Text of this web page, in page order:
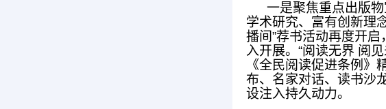
一是聚焦重点出版物
学术研究、富有创新理
播间”荐书活动再度开
入开展。“阅读无界 阅
《全民阅读促进条例
布、名家对话、读书沙
设注入持久动力。